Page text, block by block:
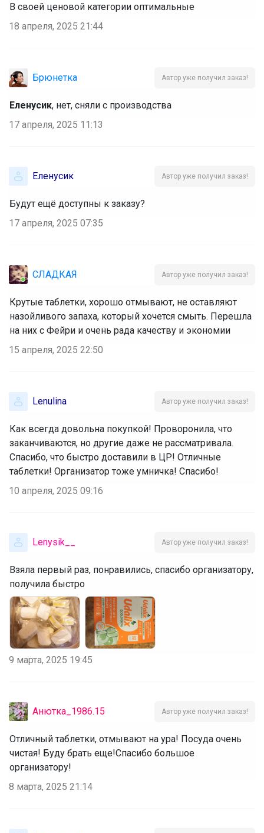
В своей ценовой категории оптимальные
18 апреля, 2025 21:44
Брюнетка Автор уже получил заказ!
Еленусик, нет, сняли с производства
17 апреля, 2025 11:13
Еленусик Автор уже получил заказ!
Будут ещё доступны к заказу?
17 апреля, 2025 07:35
СЛАДКАЯ Автор уже получил заказ!
Крутые таблетки, хорошо отмывают, не оставляют
назойливого запаха, который хочется смыть. Перешла
на них с Фейри и очень рада качеству и экономии
15 апреля, 2025 22:50
Lenulina Автор уже получил заказ!
Как всегда довольна покупкой! Проворонила, что
заканчиваются, но другие даже не рассматривала.
Спасибо, что быстро доставили в ЦР! Отличные
таблетки! Организатор тоже умничка! Спасибо!
10 апреля, 2025 09:16
Lenysik__ Автор уже получил заказ!
Взяла первый раз, понравились, спасибо организатору,
получила быстро
9 марта, 2025 19:45
Анютка_1986.15 Автор уже получил заказ!
Отличный таблетки, отмывают на ура! Посуда очень
чистая! Буду брать еще!Спасибо большое
организатору!
8 марта, 2025 21:14